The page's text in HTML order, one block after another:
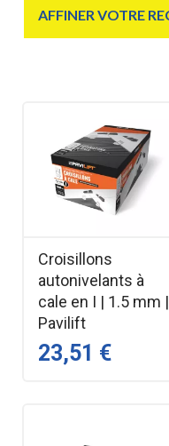
AFFINER VOTRE
Croisillons
autonivelants à
cale en I | 1.5 mm |
Pavilift
23,51 €